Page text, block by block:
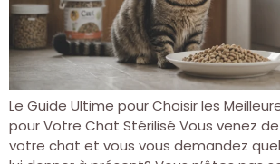
Le Guide Ultime pour Choisir les
pour Votre Chat Stérilisé Vous venez
votre chat et vous vous demandez